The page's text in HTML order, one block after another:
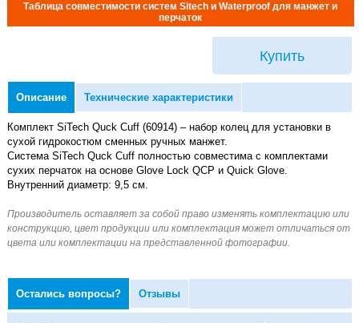
Таблица совместимости систем Sitech и Waterproof для манжет и
перчаток
Купить
Описание Технические характеристики
Комплект SiTech Quck Cuff (60914) – набор колец для установки в
сухой гидрокостюм сменных ручных манжет.
Система SiTech Quck Cuff полностью совместима с комплектами
сухих перчаток на основе Glove Lock QCP и Quick Glove.
Внутренний диаметр: 9,5 см.
Остались вопросы? Отзывы